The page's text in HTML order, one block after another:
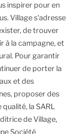
inspirer pour en
Village s'adresse
de trouver
à la campagne, et
Pour garantir
de porter la
et des
proposer des
la SARL
de Village,
Société